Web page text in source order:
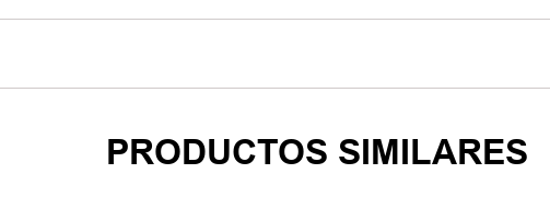
PRODUCTOS SIMILARES